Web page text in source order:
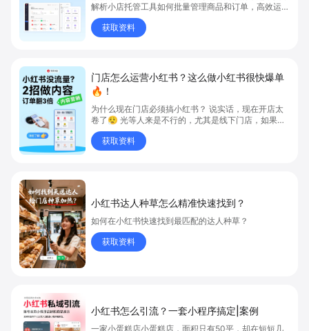
解析小店托管工具如何批量管理商品和订单，高效运营
多账号微信小店。通过智能同步、AI运营托管和丰富营
销玩法，全面提升门店管理效率。点击了解微信小店批
量管理、高效托管的实用方案！
获取资料
门店怎么运营小红书？这么做小红书很快爆单
🔥！
为什么现在门店必须搞小红书？ 说实话，现在开店太
卷了😮‍💨 光等人来是不行的，尤其是线下门店，如果你
还没开始做小红书，那真的就是“闭着眼放弃客流”🚪
💸 获取资料
小红书达人种草怎么精准快速找到？
如何在小红书快速找到最匹配的达人种草？
获取资料
小红书怎么引流？一套小程序搞定|案例
一家小蛋糕店小蛋糕店，面积只有50平，却在短短几